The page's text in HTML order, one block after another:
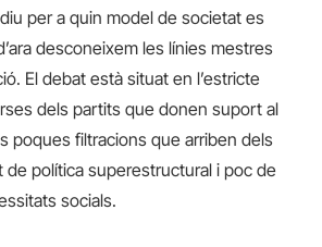
per a quin model de societat es
desconeixem les línies mestres
El debat està situat en l’estricte
dels partits que donen suport al
poques filtracions que arriben dels
de política superestructural i poc de
socials.